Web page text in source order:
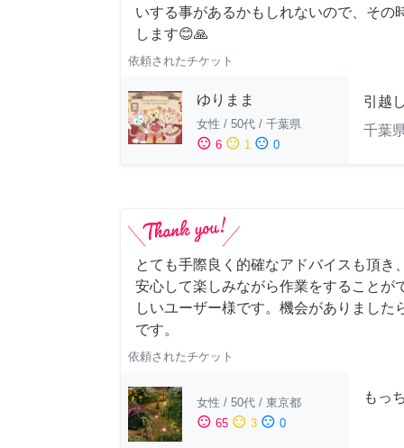
いする事があるかもしれないので、その
します😊🙏
依頼されたチケット
ゆりまま
女性 / 50代 / 千葉県
sentiment_satisfied 6 sentiment_neutral 1 sentiment_dissatisfied 0
引越
千葉
とても手際良く的確なアドバイスも頂き
安心して楽しみながら作業をすることが
しいユーザー様です。機会がありました
です。
依頼されたチケット
女性 / 50代 / 東京都
sentiment_satisfied 65 sentiment_neutral 3 sentiment_dissatisfied 0
もっ